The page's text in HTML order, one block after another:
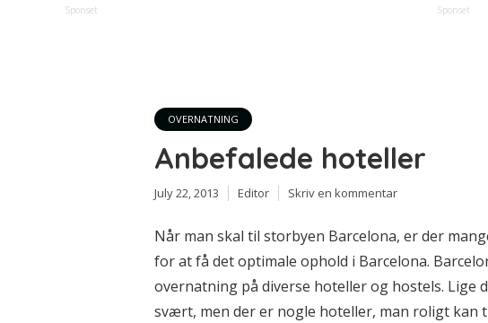
Sponset Sponset
OVERNATNING
Anbefalede hoteller
July 22, 2013 Editor Skriv en kommentar
Når man skal til storbyen Barcelona, er der
for at få det optimale ophold i Barcelona.
overnatning på diverse hoteller og hostels. Lige
svært, men der er nogle hoteller, man roligt kan